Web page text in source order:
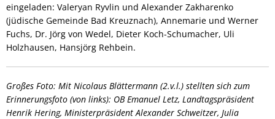
eingeladen: Valeryan Ryvlin und Alexander Zakharenko
(jüdische Gemeinde Bad Kreuznach), Annemarie und Werner
Fuchs, Dr. Jörg von Wedel, Dieter Koch-Schumacher, Uli
Holzhausen, Hansjörg Rehbein.
Großes Foto: Mit Nicolaus Blättermann (2.v.l.) stellten sich zum
Erinnerungsfoto (von links): OB Emanuel Letz, Landtagspräsident
Henrik Hering, Ministerpräsident Alexander Schweitzer, Julia